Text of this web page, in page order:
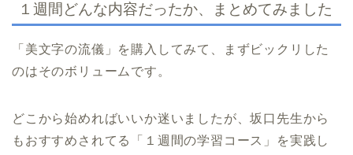
１週間どんな内容だったか、まとめてみました
「美文字の流儀」を購入してみて、まずビックリした
のはそのボリュームです。
どこから始めればいいか迷いましたが、坂口先生から
もおすすめされてる「１週間の学習コース」を実践し